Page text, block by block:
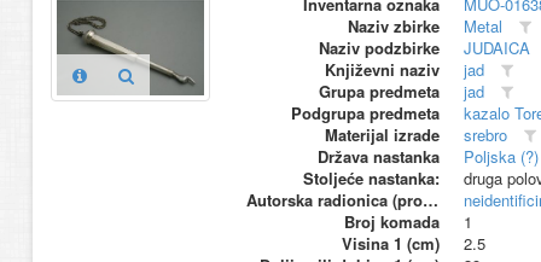
Naziv zbirke
Metal
Naziv podzbirke
JUDAICA
Književni naziv
jad
Grupa predmeta
jad
Podgrupa predmeta
kazalo
Materijal izrade
srebro
Država nastanka
Poljska (?)
Stoljeće nastanka:
druga
Autorska radionica (proizvođač)
Broj komada
1
Visina 1 (cm)
2.5